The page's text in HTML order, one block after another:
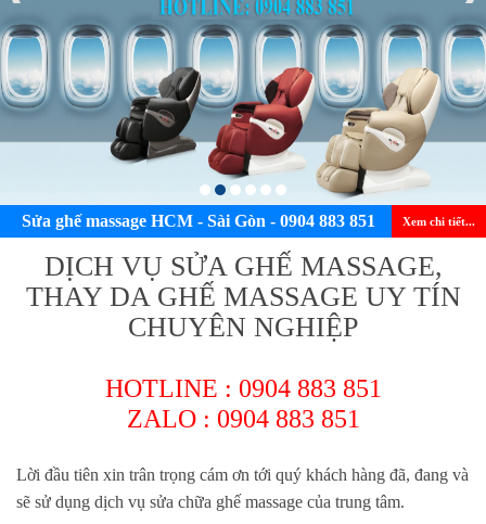
Sửa ghế massage HCM - Sài Gòn - 0904 883 851 Xem chi tiết...
DỊCH VỤ SỬA GHẾ MASSAGE,
THAY DA GHẾ MASSAGE UY TÍN
CHUYÊN NGHIỆP
HOTLINE : 0904 883 851
ZALO : 0904 883 851
Lời đầu tiên xin trân trọng cám ơn tới quý khách hàng đã, đang và
sẽ sử dụng dịch vụ sửa chữa ghế massage của trung tâm.